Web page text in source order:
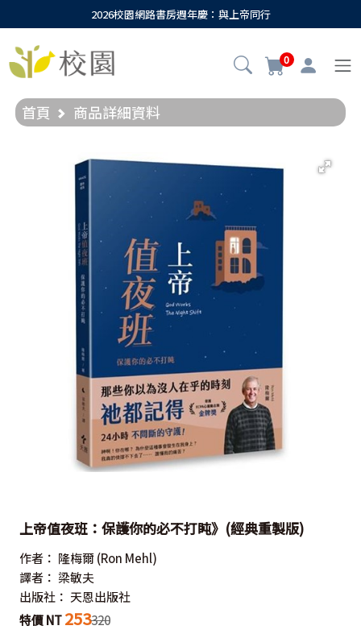
2026校園網路書房週年慶：與上帝同行
0
首頁 商品詳細資料
上帝值夜班：保護你的必不打盹》(經典重製版)
作者： 隆梅爾 (Ron Mehl)
譯者： 梁敏夫
出版社： 天恩出版社
特價 NT 253320